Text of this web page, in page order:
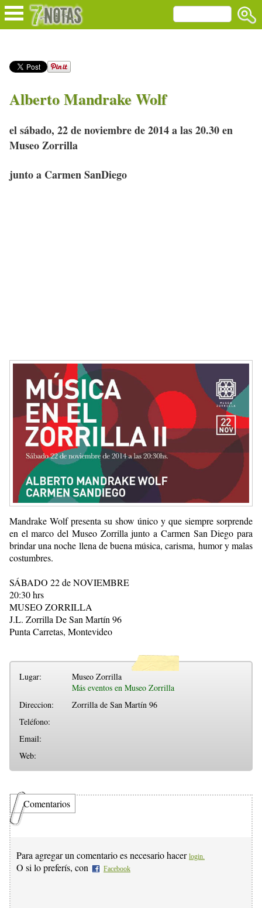
Alberto Mandrake Wolf
el sábado, 22 de noviembre de 2014 a las 20.30 en
Museo Zorrilla
junto a Carmen SanDiego
Mandrake Wolf presenta su show único y que siempre sorprende
en el marco del Museo Zorrilla junto a Carmen San Diego para
brindar una noche llena de buena música, carisma, humor y malas
costumbres.
SÁBADO 22 de NOVIEMBRE
20:30 hrs
MUSEO ZORRILLA
J.L. Zorrilla De San Martín 96
Punta Carretas, Montevideo
Lugar:
Museo Zorrilla
Más eventos en Museo Zorrilla
Direccion:
Zorrilla de San Martín 96
Teléfono:
Email:
Web:
Comentarios
Para agregar un comentario es necesario hacer login.
O si lo preferís, con Facebook